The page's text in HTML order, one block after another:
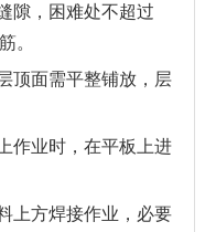
隙，困难处不超过
。
顶面需平整铺放，层
作业时，在平板上进
上方焊接作业，必要